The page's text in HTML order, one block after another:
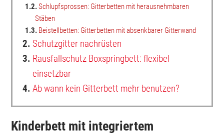
1.2.Schlupfsprossen: Gitterbetten mit herausnehmbaren
Stäben
1.3. Beistellbetten: Gitterbetten mit absenkbarer Gitterwand
2. Schutzgitter nachrüsten
3. Rausfallschutz Boxspringbett: flexibel
einsetzbar
4. Ab wann kein Gitterbett mehr benutzen?
Kinderbett mit integriertem